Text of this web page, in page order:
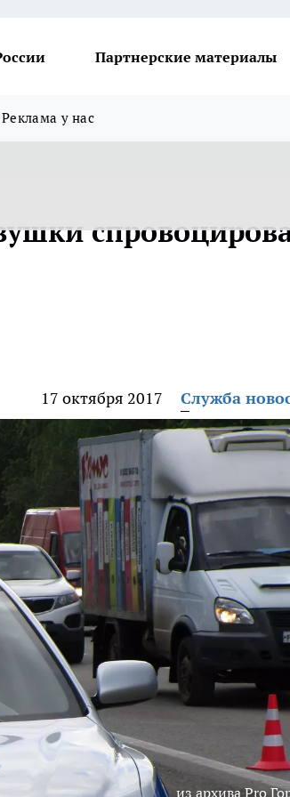
Партнерские материалы
Реклама у нас
17 октября 2017 Служба
из архива Pro